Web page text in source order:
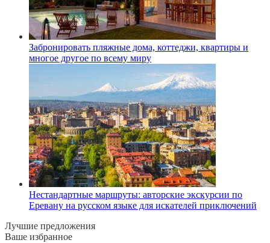
Забронировать пляжные дома, коттеджи, квартиры и
многое другое по всему миру
Нестандартные маршруты: авторские экскурсии по
Еревану на русском языке для искателей приключений
Лучшие предложения
Ваше избранное